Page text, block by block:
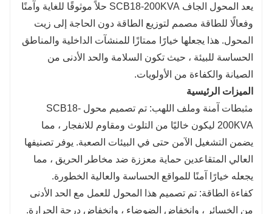
يؤدي إلى تبسيط الصيانة.
6. العلبة المتينة:
غلاف قوي مع تبديد حراري ممتاز
وتكوينات الأسلاك المرنة.
يعد المحول الجاف SCB18-200KVA حلاً موثوقًا للغاية وآمنًا
وفعالًا للطاقة مصمم لتوزيع الطاقة دون الحاجة إلى زيت
المحول. هذا يجعلها خيارًا ممتازًا للمنشآت الداخلية والمناطق
الحساسة للبيئة ، حيث تكون السلامة والحد الأدنى من
الصيانة والكفاءة من الأولويات.
الميزات الرئيسية
مثبطات آمنة وملف اللهب: تم ​​تصميم محول SCB18-
200KVA ليكون خاليًا من التلوث ومقاوم للانفجار ، مما
يضمن التشغيل الآمن حتى في البيئات الصعبة. يوفر تصنيفها
العالي المتقاعدين حماية معززة ضد مخاطر الحريق ، مما
يجعله خيارًا آمنًا للمواقع الحساسة والعالية الخطورة.
كفاءة الطاقة: تم تصميم هذا المحول للعمل مع الحد الأدنى
من الخسائر ، وانخفاض الضوضاء ، وانخفاض درجة الحرارة.